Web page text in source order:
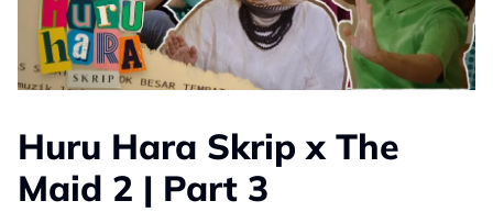
Huru Hara Skrip x The
Maid 2 | Part 3